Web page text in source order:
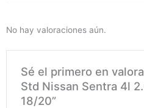
No hay valoraciones aún.
Sé el primero en
Std Nissan Sentra 4l
18/20”